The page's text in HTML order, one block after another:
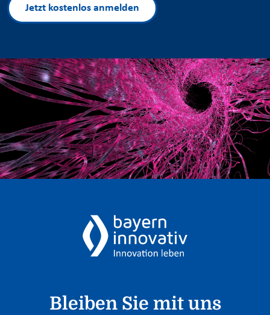
Jetzt kostenlos anmelden
Bleiben Sie mit uns